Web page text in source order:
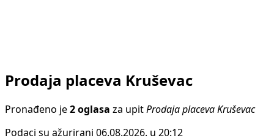
Prodaja placeva Kruševac
Pronađeno je 2 oglasa za upit Prodaja placeva Kruševac
Podaci su ažurirani 06.08.2026. u 20:12